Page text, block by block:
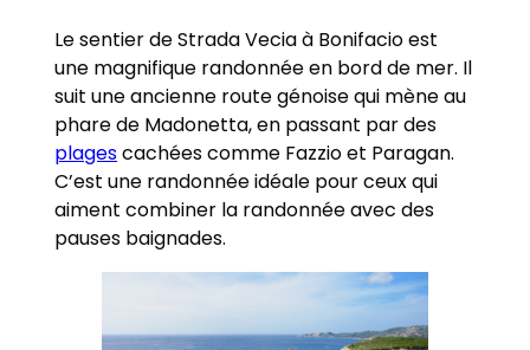
Le sentier de Strada Vecia à Bonifacio est
une magnifique randonnée en bord de mer. Il
suit une ancienne route génoise qui mène au
phare de Madonetta, en passant par des
plagescachées comme Fazzio et Paragan.
C’est une randonnée idéale pour ceux qui
aiment combiner la randonnée avec des
pauses baignades.